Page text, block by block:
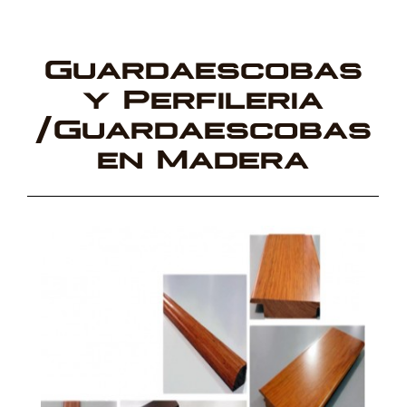
Guardaescobas
y Perfileria
/Guardaescobas
en Madera